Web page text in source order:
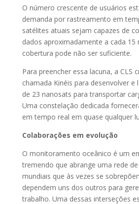
O número crescente de usuários
demanda por rastreamento em
satélites atuais sejam capazes de
dados aproximadamente a cada 15
cobertura pode não ser suficiente.
Para preencher essa lacuna, a CLS
chamada Kinéis para desenvolver e
de 23 nanosats para transportar
Uma constelação dedicada
em tempo real em quase qualquer
Colaborações em evolução
O monitoramento oceânico é um
tremendo que abrange uma rede
mundiais que às vezes se
dependem uns dos outros para
trabalho. Uma dessas interseções